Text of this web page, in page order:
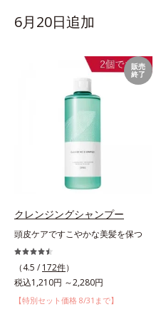
6月20日追加
販売
終了
クレンジングシャンプー
頭皮ケアですこやかな美髪を保つ
（4.5 / 172件）
税込1,210円 ～2,280円
【特別セット価格 8/31まで】